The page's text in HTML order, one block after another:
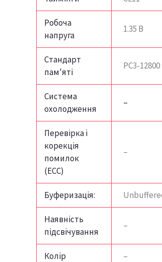
Робоча
напруга
1.35 В
Стандарт
пам'яті
PC3-12800
Система
охолодження
–
Перевірка і
корекція
помилок
(ECC)
–
Буферизація:
Наявність
підсвічування
–
Колір –